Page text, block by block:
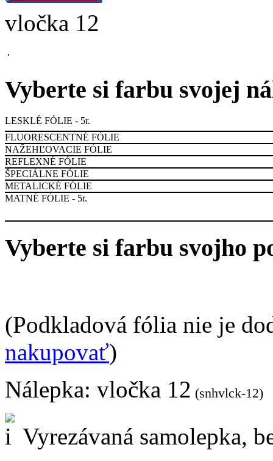
vločka 12
Vyberte si farbu svojej
LESKLÉ FÓLIE - 5r.
FLUORESCENTNÉ FÓLIE
NAŽEHĽOVACIE FÓLIE
REFLEXNÉ FÓLIE
ŠPECIÁLNE FÓLIE
METALICKÉ FÓLIE
MATNÉ FÓLIE - 5r.
Vyberte si farbu svojho
(Podkladová fólia nie je
nakupovať)
Nálepka: vločka 12 (snhvlck-12)
Vyrezávaná samolepka,